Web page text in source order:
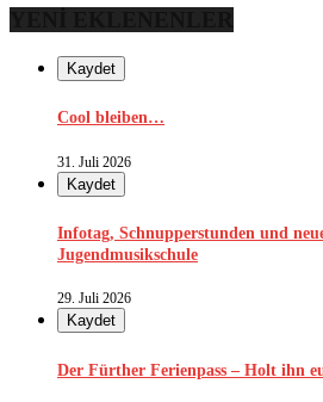
Kaydet
Cool bleiben…
31. Juli 2026
Kaydet
Infotag, Schnupperstunden und
Jugendmusikschule
29. Juli 2026
Kaydet
Der Fürther Ferienpass – Holt ihn